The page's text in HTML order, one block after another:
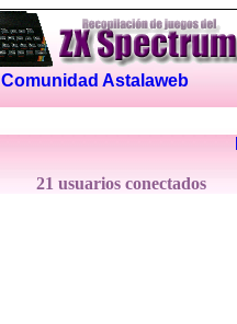
Comunidad Astalaweb
21 usuarios conectados